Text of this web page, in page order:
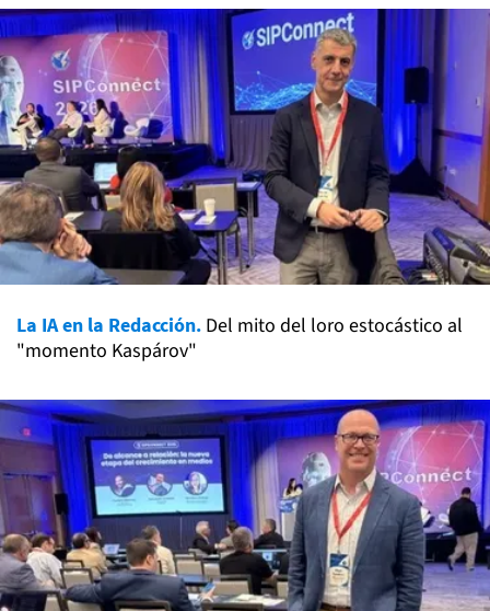
La IA en la Redacción. Del mito del loro estocástico al
"momento Kaspárov"